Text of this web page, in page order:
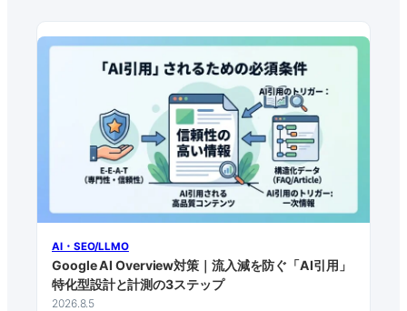
AI・SEO/LLMO
Google AI Overview対策｜流入減を防ぐ「AI引用」
特化型設計と計測の3ステップ
2026.8.5